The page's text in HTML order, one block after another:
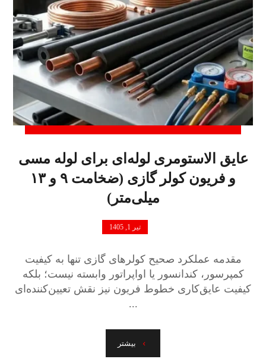
عایق الاستومری لوله‌ای برای لوله مسی
و فریون کولر گازی (ضخامت ۹ و ۱۳
میلی‌متر)
تیر 1, 1405
مقدمه عملکرد صحیح کولرهای گازی تنها به کیفیت
کمپرسور، کندانسور یا اواپراتور وابسته نیست؛ بلکه
کیفیت عایق‌کاری خطوط فریون نیز نقش تعیین‌کننده‌ای
...
بیشتر